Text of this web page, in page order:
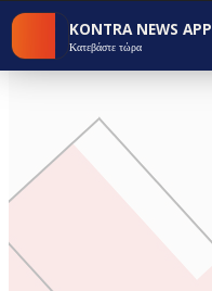
KONTRA NEWS APP
Κατεβάστε τώρα